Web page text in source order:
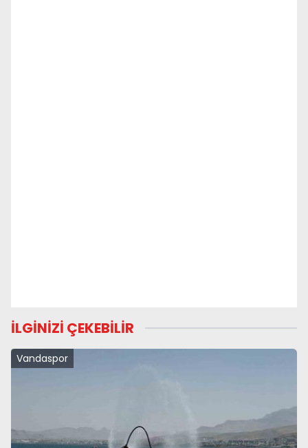
İLGİNİZİ ÇEKEBİLİR
Vandaspor